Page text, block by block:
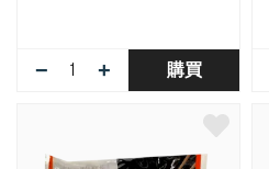
− + 購買